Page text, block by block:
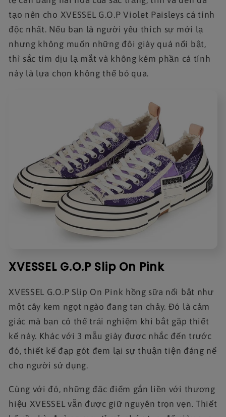
tạo nên cho XVESSEL G.O.P Violet Paisleys cá tính
độc nhất. Nếu bạn là người yêu thích sự mới lạ
nhưng không muốn những đôi giày quá nổi bật,
thì sắc tím dịu lạ mắt và không kém phần cá tính
này là lựa chọn không thể bỏ qua.
XVESSEL G.O.P Slip On Pink
XVESSEL G.O.P Slip On Pink hồng sữa nổi bật như
một cây kem ngọt ngào đang tan chảy. Đó là cảm
giác mà bạn có thể trải nghiệm khi bắt gặp thiết
kế này. Khác với 3 mẫu giày được nhắc đến trước
đó, thiết kế đạp gót đem lại sự thuận tiện đáng nể
cho người sử dụng.
Cùng với đó, những đặc điểm gắn liền với thương
hiệu XVESSEL vẫn được giữ nguyên trọn vẹn. Thiết